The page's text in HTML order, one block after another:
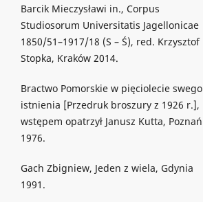
Barcik Mieczysławi in., Corpus
Studiosorum Universitatis Jagellonicae
1850/51–1917/18 (S – Ś), red. Krzysztof
Stopka, Kraków 2014.
Bractwo Pomorskie w pięciolecie swego
istnienia [Przedruk broszury z 1926 r.],
wstępem opatrzył Janusz Kutta, Poznań
1976.
Gach Zbigniew, Jeden z wiela, Gdynia
1991.